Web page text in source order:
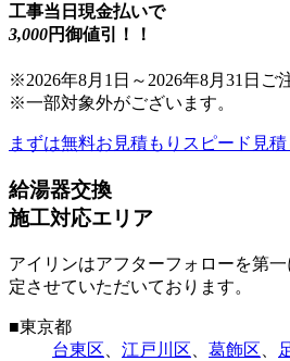
工事当日現金払いで
3,000円御値引！！
※2026年8月1日 ～ 2026年8月31日 ご
※一部対象外がございます。
まずは無料お見積もり スピード見
給湯器交換
施工対応エリア
アイリンはアフターフォローを第
定させていただいております。
■東京都
台東区
江戸川区 葛飾区